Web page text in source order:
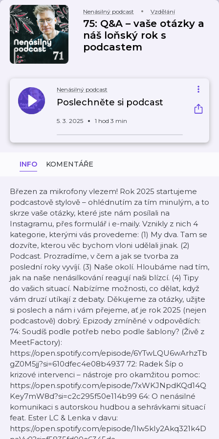
Nenásilný podcast Vzdělání
75: Q&A – vaše otázky a
náš loňský rok s
podcastem
Nenásilný podcast
Poslechněte si podcast
5. 3. 2025 1 hod 3 min
INFO KOMENTÁŘE
Březen za mikrofony vlezem! Rok 2025 startujeme
podcastově stylově – ohlédnutím za tím minulým, a to
skrze vaše otázky, které jste nám posílali na
Instagramu, přes formulář i e-maily. Vznikly z nich 4
kategorie, kterými vás provedeme: (1) My dva. Tam se
dozvíte, kterou věc bychom vloni udělali jinak. (2)
Podcast. Prozradíme, v čem a jak se tvorba za
poslední roky vyvíjí. (3) Naše okolí. Hloubáme nad tím,
jak na naše nenásilkování reagují naši blízcí. (4) Tipy
do vašich situací. Nabízíme možnosti, co dělat, když
vám druzí utíkají z debaty. Děkujeme za otázky, užijte
si poslech a nám i vám přejeme, ať je rok 2025 (nejen
podcastově) dobrý. Epizody zmíněné v odpovědích:
74: Soudíš podle potřeb nebo podle šablony? (Živě z
MeetFactory):
https://open.spotify.com/episode/6YTwLQU6wArhzTb
gZ0M5jj?si=610dfec4e08b4937 72: Radek Šíp o
krizové intervenci – nástroje pro okamžitou pomoc:
https://open.spotify.com/episode/7xWKJNpdKQd14Q
Key7mW8d?si=c2c295f50e114b99 64: O nenásilné
komunikaci s autorskou hudbou a sehrávkami situací
feat. Ester LC & Lenka v davu:
https://open.spotify.com/episode/1lw5kIy2Akq321k4D